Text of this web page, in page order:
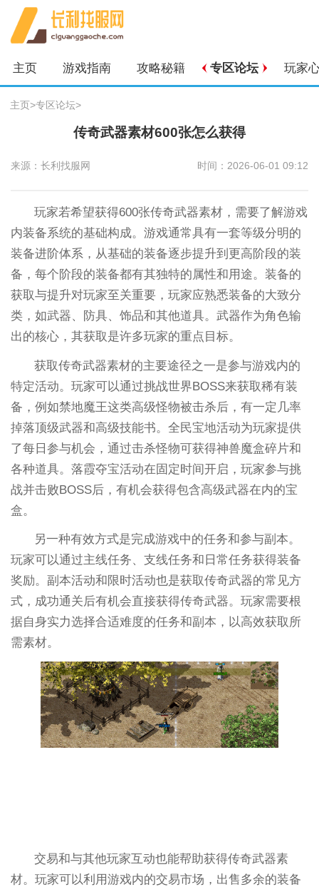
主页 游戏指南 攻略秘籍 专区论坛 玩家
主页>专区论坛>
传奇武器素材600张怎么获得
来源：长利找服网 时间：2026-06-01 09:12
玩家若希望获得600张传奇武器素材，需要了解游戏
内装备系统的基础构成。游戏通常具有一套等级分明的
装备进阶体系，从基础的装备逐步提升到更高阶段的装
备，每个阶段的装备都有其独特的属性和用途。装备的
获取与提升对玩家至关重要，玩家应熟悉装备的大致分
类，如武器、防具、饰品和其他道具。武器作为角色输
出的核心，其获取是许多玩家的重点目标。
获取传奇武器素材的主要途径之一是参与游戏内的
特定活动。玩家可以通过挑战世界BOSS来获取稀有装
备，例如禁地魔王这类高级怪物被击杀后，有一定几率
掉落顶级武器和高级技能书。全民宝地活动为玩家提供
了每日参与机会，通过击杀怪物可获得神兽魔盒碎片和
各种道具。落霞夺宝活动在固定时间开启，玩家参与挑
战并击败BOSS后，有机会获得包含高级武器在内的宝
盒。
另一种有效方式是完成游戏中的任务和参与副本。
玩家可以通过主线任务、支线任务和日常任务获得装备
奖励。副本活动和限时活动也是获取传奇武器的常见方
式，成功通关后有机会直接获得传奇武器。玩家需要根
据自身实力选择合适难度的任务和副本，以高效获取所
需素材。
交易和与其他玩家互动也能帮助获得传奇武器素
材。玩家可以利用游戏内的交易市场，出售多余的装备